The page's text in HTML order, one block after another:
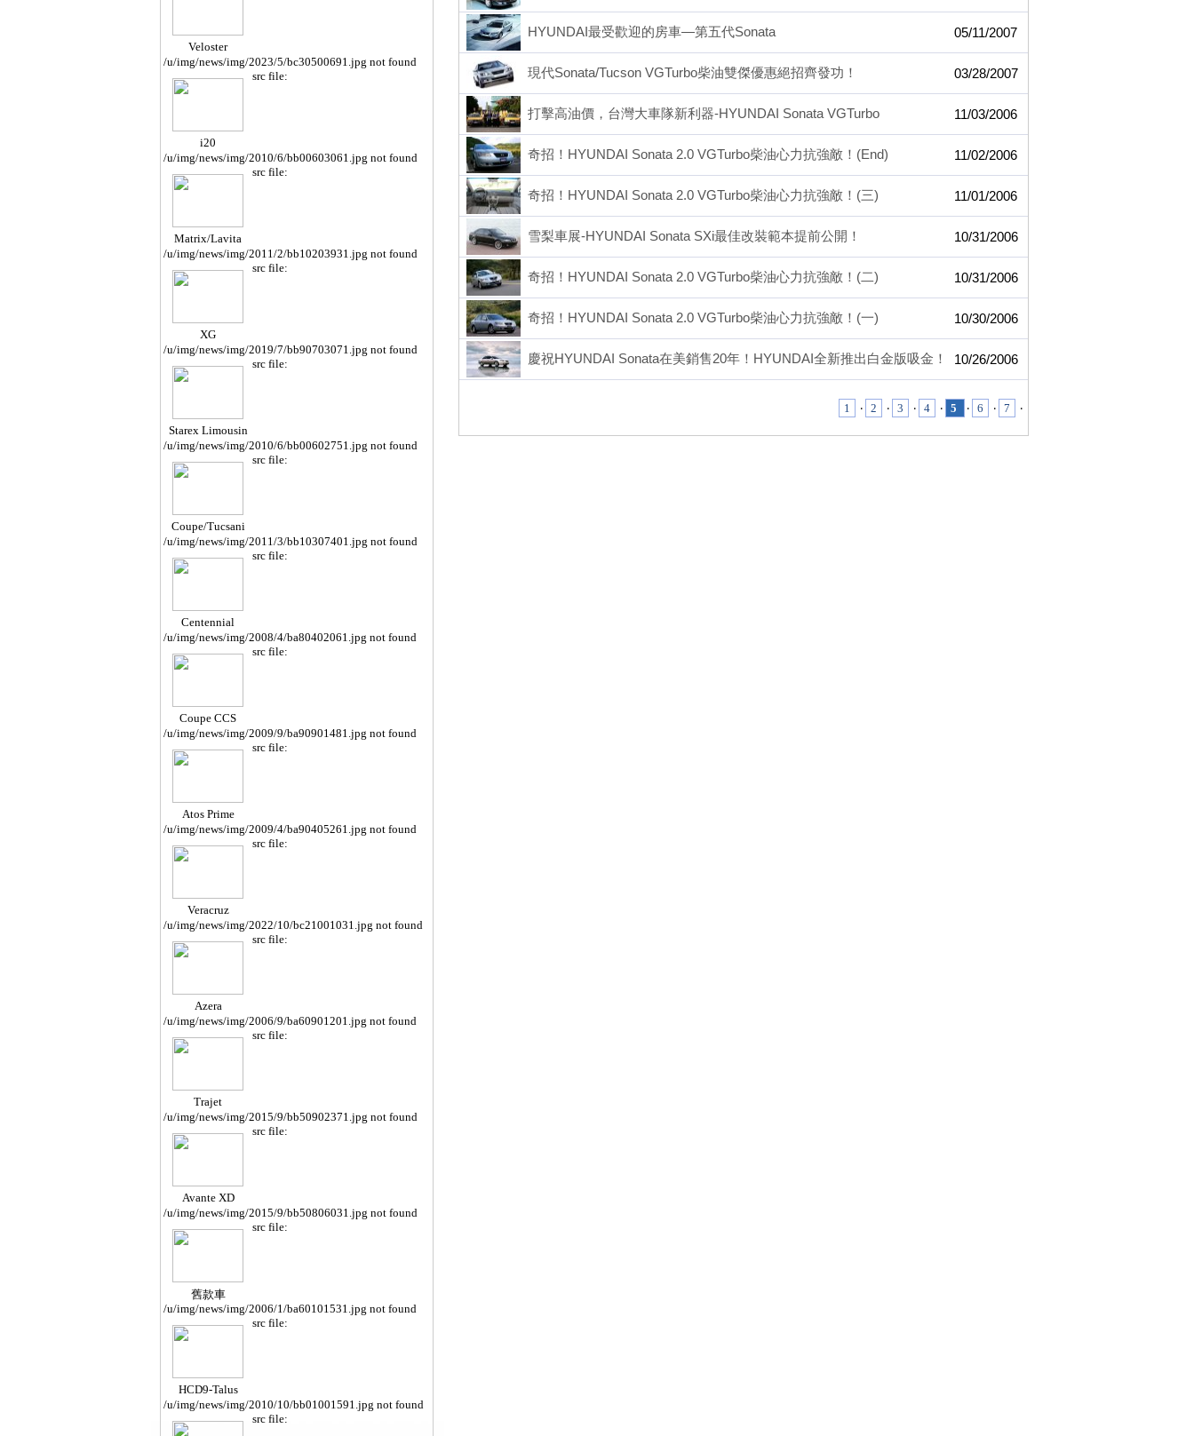
Veloster
/u/img/news/img/2023/5/bc30500691.jpg not found
i20
src file:
/u/img/news/img/2010/6/bb00603061.jpg not found
Matrix/Lavita
src file:
/u/img/news/img/2011/2/bb10203931.jpg not found
XG
src file:
/u/img/news/img/2019/7/bb90703071.jpg not found
Starex Limousin
e
src file:
/u/img/news/img/2010/6/bb00602751.jpg not found
Coupe/Tucsani
src file:
/u/img/news/img/2011/3/bb10307401.jpg not found
Centennial
src file:
/u/img/news/img/2008/4/ba80402061.jpg not found
Coupe CCS
src file:
/u/img/news/img/2009/9/ba90901481.jpg not found
Atos Prime
src file:
/u/img/news/img/2009/4/ba90405261.jpg not found
Veracruz
src file:
/u/img/news/img/2022/10/bc21001031.jpg not found
Azera
src file:
/u/img/news/img/2006/9/ba60901201.jpg not found
Trajet
src file:
/u/img/news/img/2015/9/bb50902371.jpg not found
Avante XD
src file:
/u/img/news/img/2015/9/bb50806031.jpg not found
舊款車
src file:
/u/img/news/img/2006/1/ba60101531.jpg not found
HCD9-Talus
src file:
/u/img/news/img/2010/10/bb01001591.jpg not found
src file:
HYUNDAI最受歡迎的房車—第五代Sonata 05/11/2007
現代Sonata/Tucson VGTurbo柴油雙傑優惠絕招齊發功！ 03/28/2007
打擊高油價，台灣大車隊新利器-HYUNDAI Sonata VGTurbo 11/03/2006
奇招！HYUNDAI Sonata 2.0 VGTurbo柴油心力抗強敵！(End) 11/02/2006
奇招！HYUNDAI Sonata 2.0 VGTurbo柴油心力抗強敵！(三) 11/01/2006
雪梨車展-HYUNDAI Sonata SXi最佳改裝範本提前公開！ 10/31/2006
奇招！HYUNDAI Sonata 2.0 VGTurbo柴油心力抗強敵！(二) 10/31/2006
奇招！HYUNDAI Sonata 2.0 VGTurbo柴油心力抗強敵！(一) 10/30/2006
慶祝HYUNDAI Sonata在美銷售20年！HYUNDAI全新推出白金版吸金！ 10/26/2006
1 ‧ 2 ‧ 3 ‧ 4 ‧ 5 ‧ 6 ‧ 7 ‧